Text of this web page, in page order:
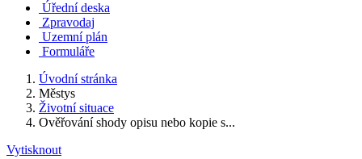
Úřední deska
Zpravodaj
Uzemní plán
Formuláře
Úvodní stránka
Městys
Životní situace
Ověřování shody opisu nebo kopie s...
Vytisknout